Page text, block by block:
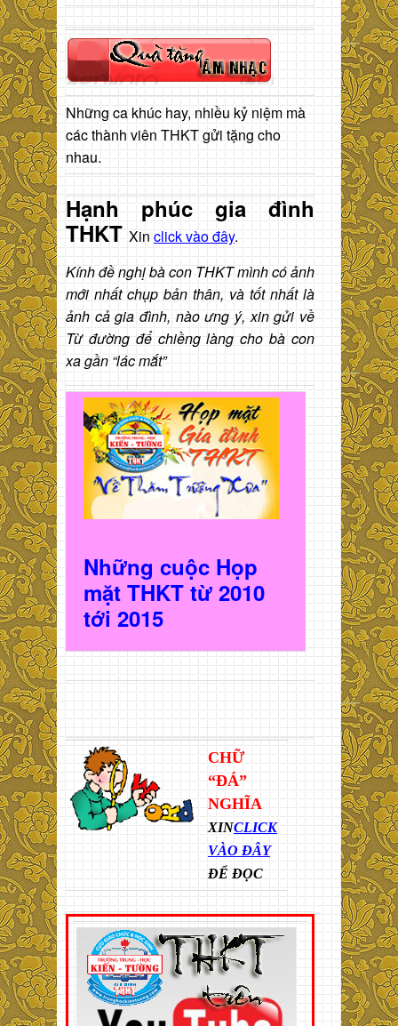
Những ca khúc hay, nhiều kỷ niệm mà
các thành viên THKT gửi tặng cho
nhau.
Hạnh phúc gia đình
THKT Xin click vào đây.
Kính đề nghị bà con THKT mình có ảnh
mới nhất chụp bản thân, và tốt nhất là
ảnh cả gia đình, nào ưng ý, xin gửi về
Từ đường để chiềng làng cho bà con
xa gần “lác mắt”
Những cuộc Họp
mặt THKT từ 2010
tới 2015
CHỮ
“ĐÁ”
NGHĨA
XINCLICK
VÀO ĐÂY
ĐỂ ĐỌC